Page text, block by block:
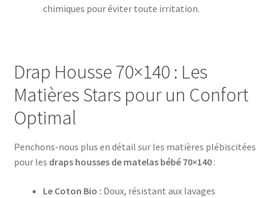
chimiques pour éviter toute irritation.
Drap Housse 70×140 : Les
Matières Stars pour un Confort
Optimal
Penchons-nous plus en détail sur les matières plébiscitées
pour les draps housses de matelas bébé 70×140:
Le Coton Bio : Doux, résistant aux lavages